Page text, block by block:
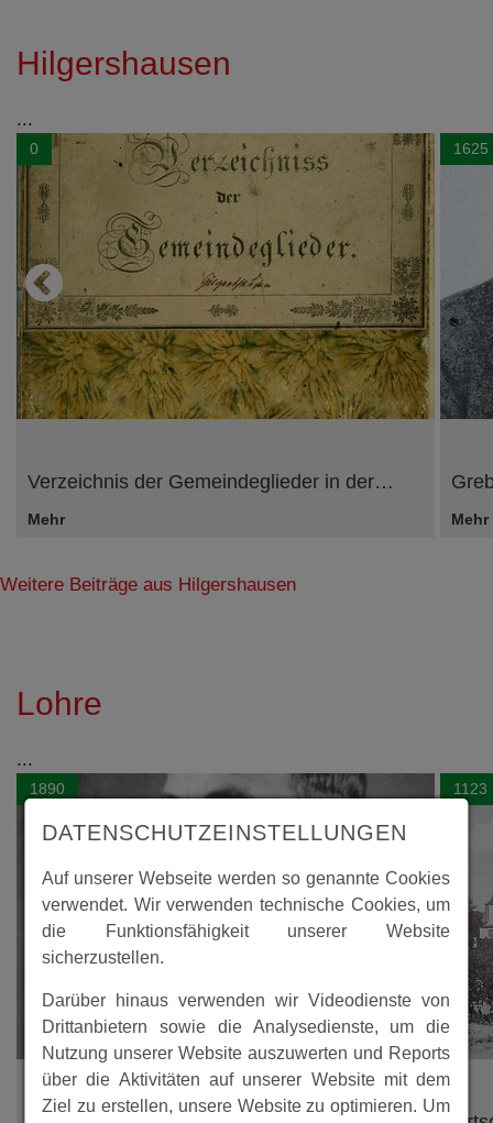
Hilgershausen
...
0
Verzeichnis der Gemeindeglieder in der…
Mehr
1625
Mehr
Weitere Beiträge aus Hilgershausen
Lohre
...
1890 1123
DATENSCHUTZEINSTELLUNGEN
Auf unserer Webseite werden so genannte Cookies
verwendet. Wir verwenden technische Cookies, um
die Funktionsfähigkeit unserer Website
sicherzustellen.
Darüber hinaus verwenden wir Videodienste von
Drittanbietern sowie die Analysedienste, um die
Nutzung unserer Website auszuwerten und Reports
über die Aktivitäten auf unserer Website mit dem
Ziel zu erstellen, unsere Website zu optimieren. Um